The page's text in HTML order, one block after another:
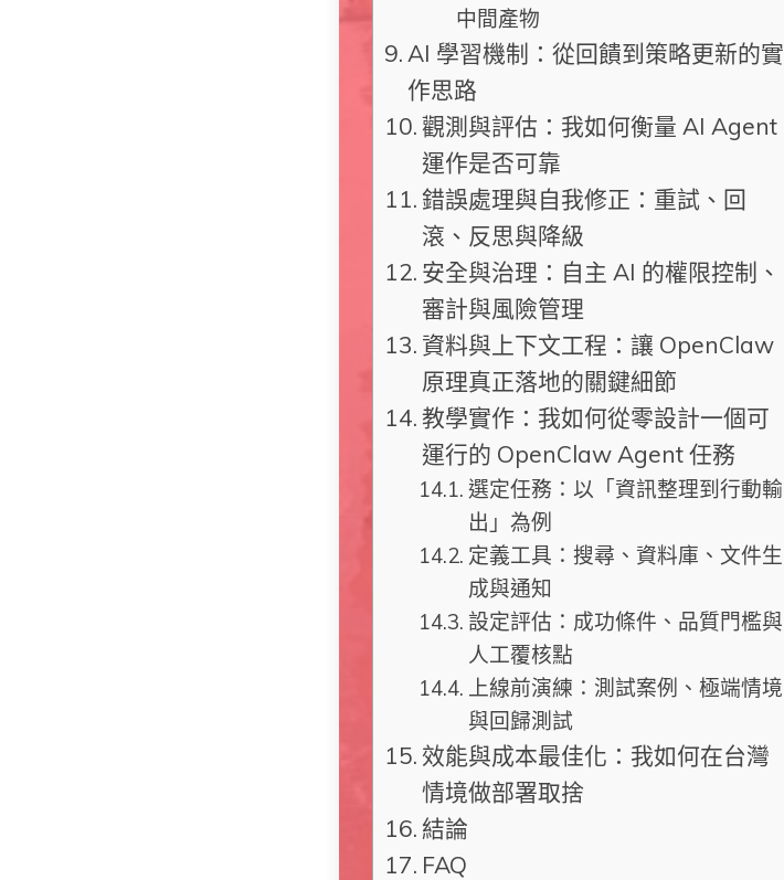
中間產物
AI 學習機制：從回饋到策略更新的實
作思路
觀測與評估：我如何衡量 AI Agent
運作是否可靠
錯誤處理與自我修正：重試、回
滾、反思與降級
安全與治理：自主 AI 的權限控制、
審計與風險管理
資料與上下文工程：讓 OpenClaw
原理真正落地的關鍵細節
教學實作：我如何從零設計一個可
運行的 OpenClaw Agent 任務
選定任務：以「資訊整理到行動輸
出」為例
定義工具：搜尋、資料庫、文件生
成與通知
設定評估：成功條件、品質門檻與
人工覆核點
上線前演練：測試案例、極端情境
與回歸測試
效能與成本最佳化：我如何在台灣
情境做部署取捨
結論
FAQ